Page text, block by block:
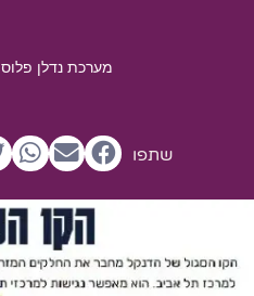
מערכת נדלן פלוס
שתפו